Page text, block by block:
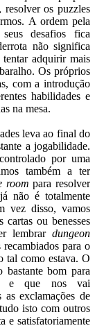
os puzzles
A ordem pela
desafios fica
não significa
tentar adquirir mais
Os próprios
com a introdução
habilidades e
na mesa.
leva ao final do
a jogabilidade.
por uma
também a ter
room para resolver
não é totalmente
vez disso, vamos
cartas ou benesses
lembrar dungeon
recambiados para o
tal como estava. O
bom para
e que nos vai
as exclamações de
isto com outros
e satisfatoriamente